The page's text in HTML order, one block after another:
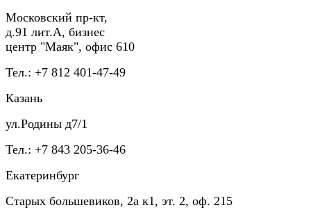
Московский пр-кт,
д.91 лит.А, бизнес
центр "Маяк", офис 610
Тел.: +7 812 401-47-49
Казань
ул.Родины д7/1
Тел.: +7 843 205-36-46
Екатеринбург
Старых большевиков, 2а к1, эт. 2, оф. 215